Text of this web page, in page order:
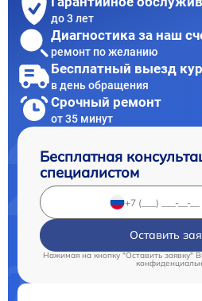
до 3 лет
Диагностика за наш
ремонт по желанию
Бесплатный выезд
в день обращения
Срочный ремонт
от 35 минут
Бесплатная
специалистом
Оставить
Нажимая на кнопку "Оставить заявку"